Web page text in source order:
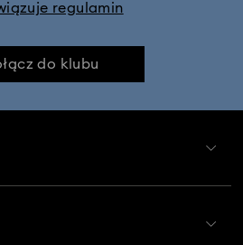
regulamin
do klubu